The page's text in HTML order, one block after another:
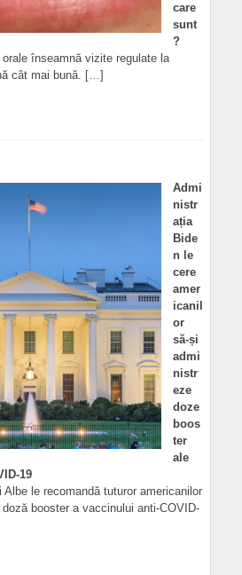
care
sunt
?
înseamnă vizite regulate la
cât mai bună. […]
Admi
nistr
ația
Bide
n le
cere
amer
icanil
or
să-și
admi
nistr
eze
doze
boos
ter
ale
19
Albe le recomandă tuturor americanilor
booster a vaccinului anti-COVID-